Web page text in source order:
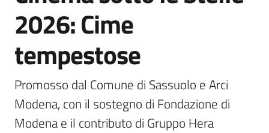
Servizi
Vivere
Sassuolo
Menu selezionato
2026: Cime
tempestose
Promosso dal Comune di Sassuolo e Arci
Modena, con il sostegno di Fondazione di
Modena e il contributo di Gruppo Hera